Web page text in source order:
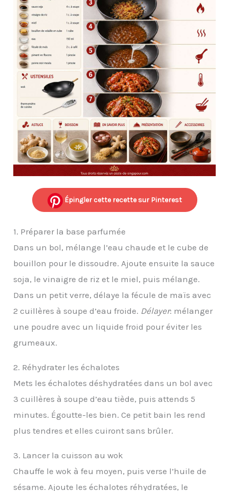
Épingler cette recette sur Pinterest
1. Préparer la base parfumée
Dans un bol, mélange l’eau chaude et le cube de
bouillon pour le dissoudre. Ajoute ensuite la sauce
soja, le vinaigre de riz et le miel, puis mélange.
Dans un petit verre, délaye la fécule de maïs avec
2 cuillères à soupe d’eau froide. Délayer: mélanger
une poudre avec un liquide froid pour éviter les
grumeaux.
2. Réhydrater les échalotes
Mets les échalotes déshydratées dans un bol avec
3 cuillères à soupe d’eau tiède, puis attends 5
minutes. Égoutte-les bien. Ce petit bain les rend
plus tendres et elles cuiront sans brûler.
3. Lancer la cuisson au wok
Chauffe le wok à feu moyen, puis verse l’huile de
sésame. Ajoute les échalotes réhydratées, le